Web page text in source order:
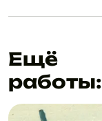
Ещё
работы: